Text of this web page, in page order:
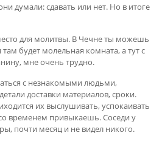
думали: сдавать или нет. Но в итоге
для молитвы. В Чечне ты можешь
будет молельная комната, а тут с
мне очень трудно.
с незнакомыми людьми,
доставки материалов, сроки.
их выслушивать, успокаивать
временем привыкаешь. Соседи у
почти месяц и не видел никого.